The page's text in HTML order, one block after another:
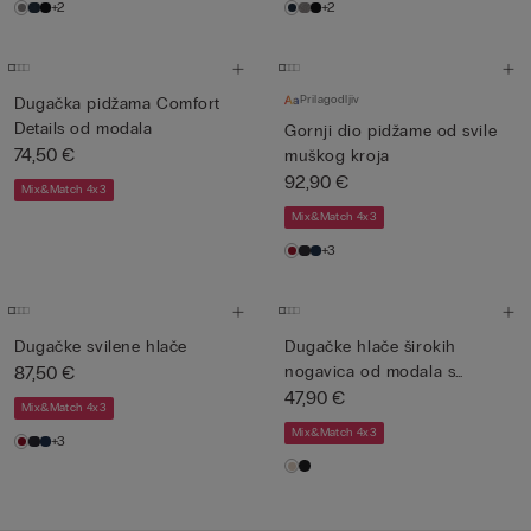
+2 +2
Dugačka pidžama Comfort
Details od modala
74,50 €
Mix&Match 4x3
Prilagodljiv
Gornji dio pidžame od svile
muškog kroja
92,90 €
Mix&Match 4x3
+3
Dugačke svilene hlače
87,50 €
Mix&Match 4x3
+3
Dugačke hlače širokih
nogavica od modala s
kašmiro...
47,90 €
Mix&Match 4x3